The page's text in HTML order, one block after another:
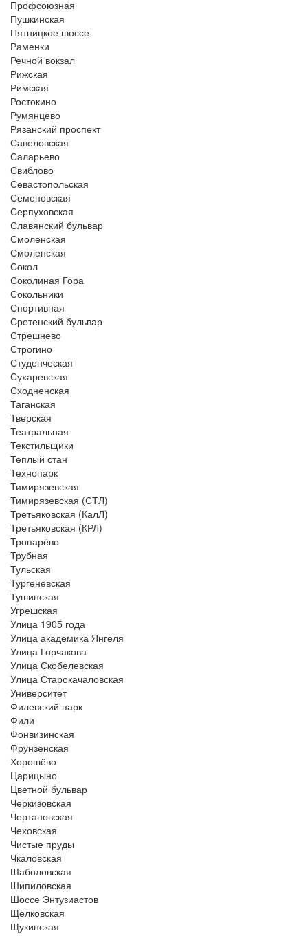
Профсоюзная
Пушкинская
Пятницкое шоссе
Раменки
Речной вокзал
Рижская
Римская
Ростокино
Румянцево
Рязанский проспект
Савеловская
Саларьево
Свиблово
Севастопольская
Семеновская
Серпуховская
Славянский бульвар
Смоленская
Смоленская
Сокол
Соколиная Гора
Сокольники
Спортивная
Сретенский бульвар
Стрешнево
Строгино
Студенческая
Сухаревская
Сходненская
Таганская
Тверская
Театральная
Текстильщики
Теплый стан
Технопарк
Тимирязевская
Тимирязевская (СТЛ)
Третьяковская (КалЛ)
Третьяковская (КРЛ)
Тропарёво
Трубная
Тульская
Тургеневская
Тушинская
Угрешская
Улица 1905 года
Улица академика Янгеля
Улица Горчакова
Улица Скобелевская
Улица Старокачаловская
Университет
Филевский парк
Фили
Фонвизинская
Фрунзенская
Хорошёво
Царицыно
Цветной бульвар
Черкизовская
Чертановская
Чеховская
Чистые пруды
Чкаловская
Шаболовская
Шипиловская
Шоссе Энтузиастов
Щелковская
Щукинская